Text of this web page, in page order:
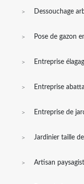
Dessouchage
Pose de gazon
Entreprise
Entreprise
Entreprise de
Jardinier taille
Artisan